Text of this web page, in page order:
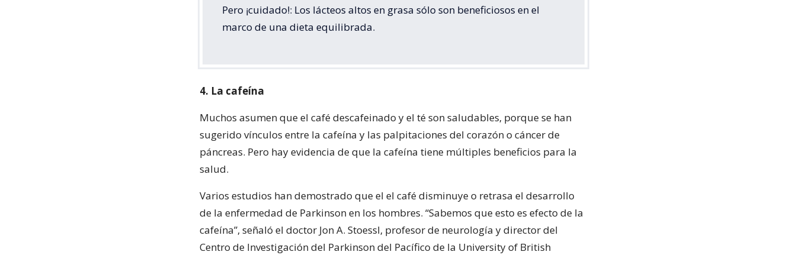
Pero ¡cuidado!: Los lácteos altos en grasa sólo son beneficiosos en el
marco de una dieta equilibrada.
4. La cafeína
Muchos asumen que el café descafeinado y el té son saludables, porque se han
sugerido vínculos entre la cafeína y las palpitaciones del corazón o cáncer de
páncreas. Pero hay evidencia de que la cafeína tiene múltiples beneficios para la
salud.
Varios estudios han demostrado que el el café disminuye o retrasa el desarrollo
de la enfermedad de Parkinson en los hombres. “Sabemos que esto es efecto de la
cafeína”, señaló el doctor Jon A. Stoessl, profesor de neurología y director del
Centro de Investigación del Parkinson del Pacífico de la University of British